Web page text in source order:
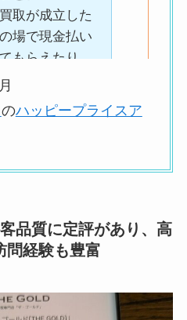
取が成立した
場で現金払い
もらえたり、
ャンルが幅広
とめて買い取っ
えることで
しているとい
じかしまし
のハッピープライスア
品質に定評があり、高
問経験も豊富